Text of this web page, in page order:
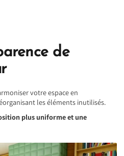
de
votre espace en
les éléments inutilisés.
plus uniforme et une